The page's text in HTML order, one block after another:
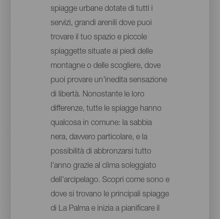
spiagge urbane dotate di tutti i
servizi, grandi arenili dove puoi
trovare il tuo spazio e piccole
spiaggette situate ai piedi delle
montagne o delle scogliere, dove
puoi provare un'inedita sensazione
di libertà. Nonostante le loro
differenze, tutte le spiagge hanno
qualcosa in comune: la sabbia
nera, davvero particolare, e la
possibilità di abbronzarsi tutto
l'anno grazie al clima soleggiato
dell'arcipelago. Scopri come sono e
dove si trovano le principali spiagge
di La Palma e inizia a pianificare il